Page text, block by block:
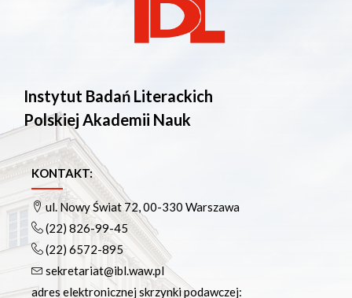
Instytut Badań Literackich
Polskiej Akademii Nauk
KONTAKT:
ul. Nowy Świat 72, 00-330 Warszawa
(22) 826-99-45
(22) 6572-895
sekretariat@ibl.waw.pl
adres elektronicznej skrzynki podawczej: